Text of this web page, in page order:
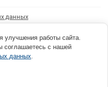
данных
г. Томск, ул. Шевченко, 44 ст. 46, (3822) 52-34-
701700002741
работы сайта.
соглашаетесь с нашей
данных.